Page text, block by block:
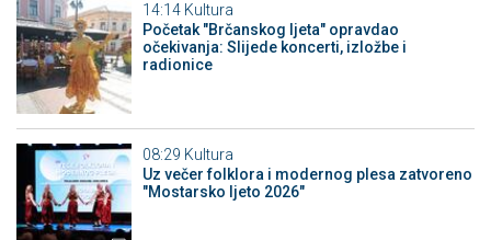
14:14 Kultura
Početak "Brčanskog ljeta" opravdao
očekivanja: Slijede koncerti, izložbe i
radionice
08:29 Kultura
Uz večer folklora i modernog plesa zatvoreno
"Mostarsko ljeto 2026"